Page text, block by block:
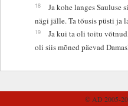
18
Ja kohe langes Sauluse
nägi jälle. Ta tõusis püsti ja
19
Ja kui ta oli toitu
oli siis mõned päevad
© AD 2005-